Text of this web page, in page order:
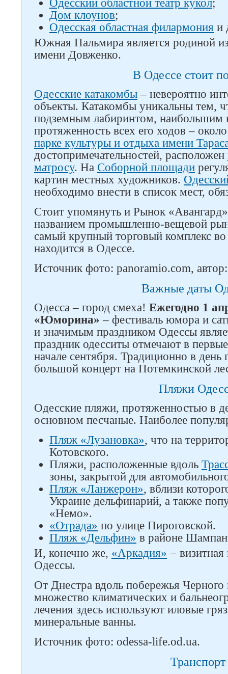
Одесский областной театр кукол;
Дом клоунов;
Одесская областная филармония и
Южная Пальмира является родиной
имени Довженко.
В Одессе стоит
Одесские катакомбы – невероятно
объекты. Катакомбы уникальны тем,
подземным лабиринтом,
протяженность всех его ходов –
парке культуры и отдыха имени
достопримечательностей, расположен
матросу. На Соборной площади
картин местных художников.
необходимо внести в список мест,
Стоит упомянуть и Рынок
названием промышленно-вещевой
самый крупный торговый комплекс
находится в Одессе.
Источник фото: panoramio.com,
Важные даты
Одесса – город смеха! Ежегодно 1
«Юморина» – фестиваль юмора и
и значимым праздником Одессы
праздник одесситы отмечают в
начале сентября. Традиционно в день
большой концерт на Потемкинской
Пляжи
Одесские пляжи, протяженностью в
основном песчаные. Наиболее
Пляж «Лузановка», что на
Котовского.
Пляжи, расположенные вдоль
зоны, закрытой для
Пляж «Ланжерон», вблизи
Украине дельфинарий, а также
«Немо».
«Отрада» по улице Пироговской.
Пляж «Дельфин» в районе
И, конечно же, «Аркадия» −
Одессы.
От Днестра вдоль побережья
множество климатических и
лечения здесь используют иловые
минеральные ванны.
Источник фото: odessa-life.od.ua.
Транспорт
Следите за нами в соцсетях